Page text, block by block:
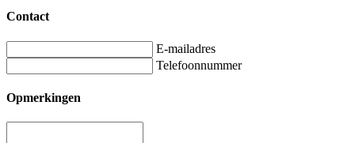
Contact
E-mailadres
Telefoonnummer
Opmerkingen